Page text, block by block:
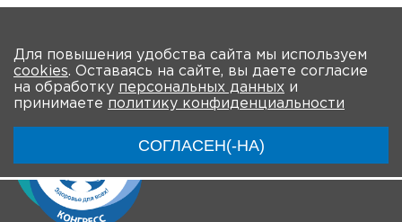
Для повышения удобства сайта мы используем
cookies. Оставаясь на сайте, вы даете согласие
на обработку персональных данных и
принимаете политику конфиденциальности
СОГЛАСЕН(-НА)